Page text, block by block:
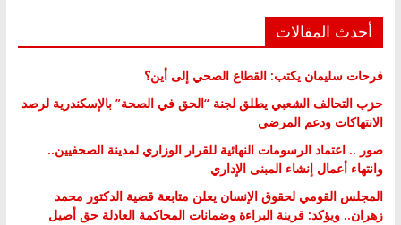
أحدث المقالات
فرحات سليمان يكتب: القطاع الصحي إلى أين؟
حزب التحالف الشعبي يطلق لجنة “الحق في الصحة” بالإسكندرية لرصد
الانتهاكات ودعم المرضى
صور .. اعتماد الرسومات النهائية للقرار الوزاري لمدينة الصحفيين..
وانتهاء أعمال إنشاء المبنى الإداري
المجلس القومي لحقوق الإنسان يعلن متابعة قضية الدكتور محمد
زهران.. ويؤكد: قرينة البراءة وضمانات المحاكمة العادلة حق أصيل